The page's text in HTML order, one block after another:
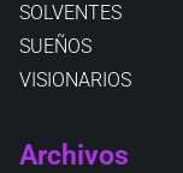
SOLVENTES
SUEÑOS
VISIONARIOS
Archivos